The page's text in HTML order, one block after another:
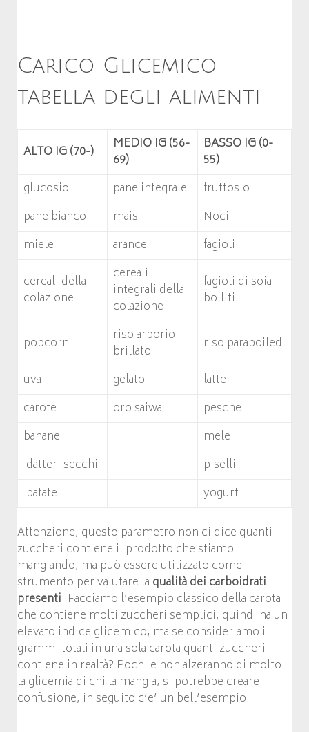
Carico Glicemico
tabella degli alimenti
ALTO IG (70-)
MEDIO IG (56-
69)
BASSO IG (0-
55)
glucosio
pane integrale
fruttosio
pane bianco
mais
Noci
miele
arance
fagioli
cereali della
colazione
cereali
integrali della
colazione
fagioli di soia
bolliti
popcorn
riso arborio
brillato
riso paraboiled
uva
gelato
latte
carote
oro saiwa
pesche
banane
mele
datteri secchi
piselli
patate
yogurt
Attenzione, questo parametro non ci dice quanti
zuccheri contiene il prodotto che stiamo
mangiando, ma può essere utilizzato come
strumento per valutare la qualità dei carboidrati
presenti. Facciamo l’esempio classico della carota
che contiene molti zuccheri semplici, quindi ha un
elevato indice glicemico, ma se consideriamo i
grammi totali in una sola carota quanti zuccheri
contiene in realtà? Pochi e non alzeranno di molto
la glicemia di chi la mangia, si potrebbe creare
confusione, in seguito c’e’ un bell’esempio.